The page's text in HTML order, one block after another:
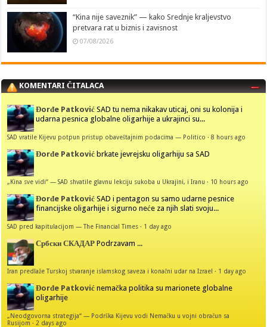
“Kina nije saveznik” — kako Srednje kraljevstvo
pretvara rat u biznis i zavisnost
07/08/2026
KOMENTARI ČITALACA
Đorđe Patković SAD tu nema nikakav uticaj, oni su kolonija i
udarna pesnica globalne oligarhije a ukrajinci su...
SAD vratile Kijevu potpun pristup obaveštajnim podacima — Politico ·8 hours ago
Đorđe Patković brkate jevrejsku oligarhiju sa SAD
„Kina sve vidi“ — SAD shvatile glavnu lekciju sukoba u Ukrajini, i Iranu · 10 hours ago
Đorđe Patković SAD i pentagon su samo udarne pesnice
financijske oligarhije i sigurno neće za njih slati svoju...
SAD pred kapitulacijom — The Financial Times · 1 day ago
Србски СКАДАР Podrzavam ...
Iran predlaže Turskoj stvaranje islamskog saveza i konačni udar na Izrael · 1 day ago
Đorđe Patković nemačka politika su marionete globalne
oligarhije
„Neodgovorna strategija“ — Podrška Kijevu vodi Nemačku u vojni obračun sa
Rusijom · 2 days ago